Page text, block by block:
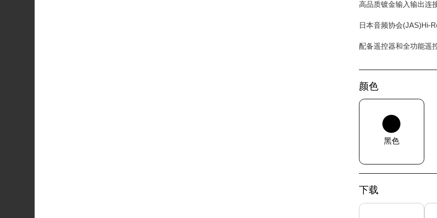
高品质镀金输入输出连
日本音频协会(JAS)Hi-
配备遥控器和全功能遥控
颜色
黑色
下载